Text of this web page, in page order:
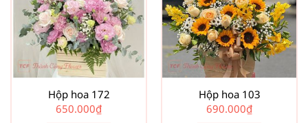
Hộp hoa 172
650.000₫
Hộp hoa 103
690.000₫